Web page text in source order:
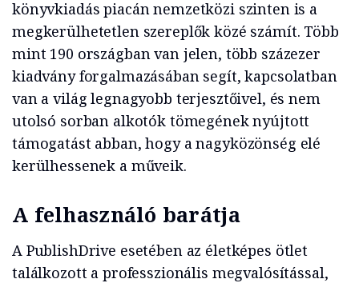
könyvkiadás piacán nemzetközi szinten is a
megkerülhetetlen szereplők közé számít. Több
mint 190 országban van jelen, több százezer
kiadvány forgalmazásában segít, kapcsolatban
van a világ legnagyobb terjesztőivel, és nem
utolsó sorban alkotók tömegének nyújtott
támogatást abban, hogy a nagyközönség elé
kerülhessenek a műveik.
A felhasználó barátja
A PublishDrive esetében az életképes ötlet
találkozott a professzionális megvalósítással,